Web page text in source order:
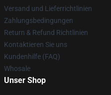
Versand und Lieferrichtlinien
Zahlungsbedingungen
Return & Refund Richtlinien
Kontaktieren Sie uns
Kundenhilfe (FAQ)
Whosale
Unser Shop